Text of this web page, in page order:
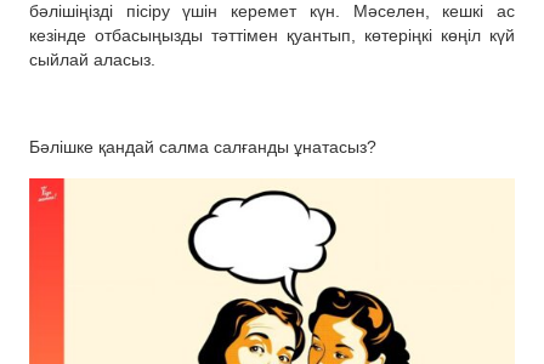
бәлішіңізді пісіру үшін керемет күн. Мәселен, кешкі ас
кезінде отбасыңызды тәттімен қуантып, көтеріңкі көңіл күй
сыйлай аласыз.
Бәлішке қандай салма салғанды ұнатасыз?